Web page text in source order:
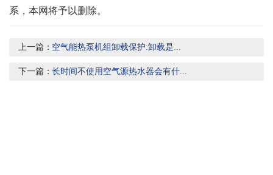
系，本网将予以删除。
上一篇： 空气能热泵机组卸载保护:卸载是...
下一篇：长时间不使用空气源热水器会有什...